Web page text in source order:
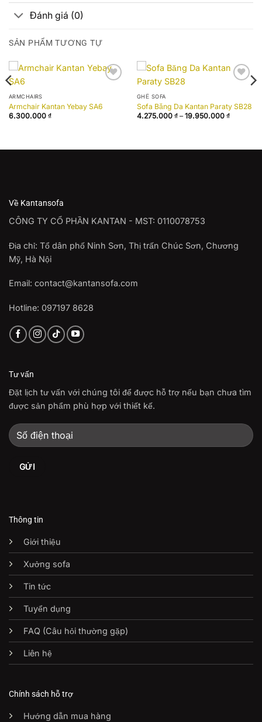
Đánh giá (0)
SẢN PHẨM TƯƠNG TỰ
ARMCHAIRS
Armchair Kantan Yebay SA6
6.300.000 ₫
GHẾ SOFA
Sofa Băng Da Kantan Paraty SB28
4.275.000 ₫ – 19.950.000 ₫Khoảng
Về Kantansofa
CÔNG TY CỔ PHẦN KANTAN - MST: 0110078753
Địa chỉ: Tổ dân phố Ninh Sơn, Thị trấn Chúc Sơn, Chương
Mỹ, Hà Nội
Email: contact@kantansofa.com
Hotline: 097197 8628
Thông tin
Giới thiệu
Xưởng sofa
Tin tức
Tuyển dụng
FAQ (Câu hỏi thường gặp)
Liên hệ
Chính sách hỗ trợ
Hướng dẫn mua hàng
Tư vấn
Đặt lịch tư vấn với chúng tôi để được hỗ trợ nếu bạn chưa tìm
được sản phẩm phù hợp với thiết kế.